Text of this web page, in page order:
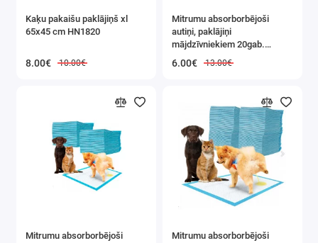
Kaķu pakaišu paklājiņš xl
65x45 cm HN1820
8.00€ 10.00€
Mitrumu absorborbējoši
autiņi, paklājiņi
mājdzīvniekiem 20gab.
6.00€ 13.00€
Mitrumu absorborbējoši
Mitrumu absorborbējoši